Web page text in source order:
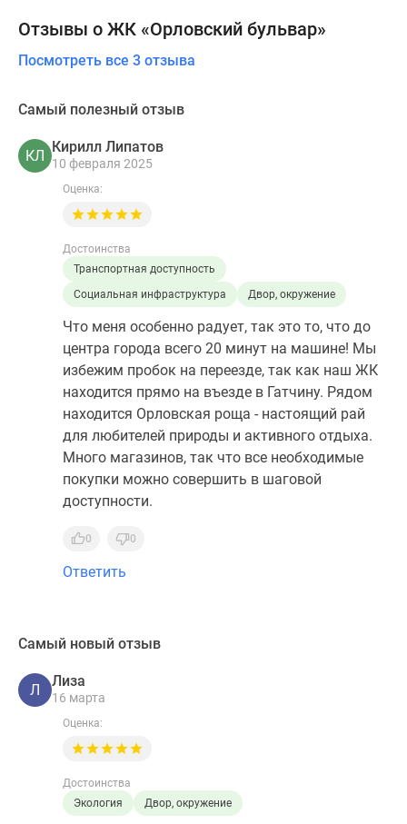
Отзывы о ЖК «Орловский бульвар»
Посмотреть все 3 отзыва
Самый полезный отзыв
КЛ
Кирилл Липатов
10 февраля 2025
Оценка:
Достоинства
Транспортная доступность
Социальная инфраструктура
Двор, окружение
Что меня особенно радует, так это то, что до
центра города всего 20 минут на машине! Мы
избежим пробок на переезде, так как наш ЖК
находится прямо на въезде в Гатчину. Рядом
находится Орловская роща - настоящий рай
для любителей природы и активного отдыха.
Много магазинов, так что все необходимые
покупки можно совершить в шаговой
доступности.
0 0
Ответить
Самый новый отзыв
Л
Лиза
16 марта
Оценка:
Достоинства
Экология
Двор, окружение